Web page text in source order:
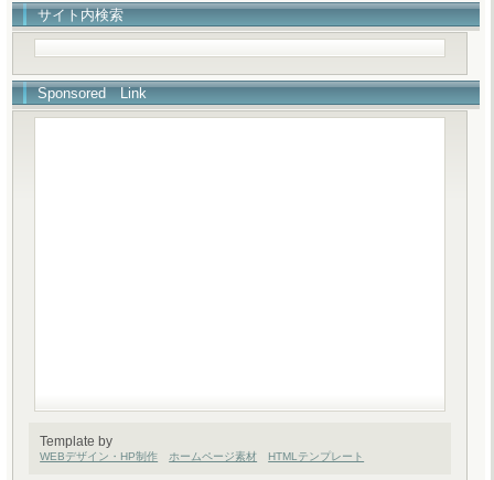
サイト内検索
Sponsored Link
Template by
WEBデザイン・HP制作 ホームページ素材 HTMLテンプレート